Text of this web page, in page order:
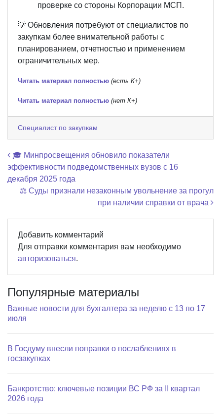
проверке со стороны Корпорации МСП.
💡 Обновления потребуют от специалистов по
закупкам более внимательной работы с
планированием, отчетностью и применением
ограничительных мер.
Читать материал полностью (есть К+)
Читать материал полностью (нет К+)
Специалист по закупкам
Навигация по записям
🎓 Минпросвещения обновило показатели
эффективности подведомственных вузов с 16
декабря 2025 года
⚖️ Суды признали незаконным увольнение за прогул
при наличии справки от врача
Добавить комментарий
Для отправки комментария вам необходимо
авторизоваться.
Популярные материалы
Важные новости для бухгалтера за неделю с 13 по 17
июля
В Госдуму внесли поправки о послаблениях в
госзакупках
Банкротство: ключевые позиции ВС РФ за II квартал
2026 года